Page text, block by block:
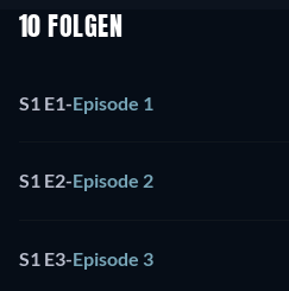
10 FOLGEN
S1 E1-Episode 1
S1 E2-Episode 2
S1 E3-Episode 3